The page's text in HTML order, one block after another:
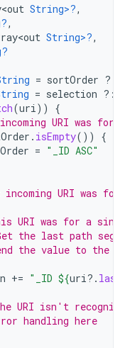
String>?,
,
String>?,
= sortOrder ?:
= selection ?:
(uri))
{
URI was for
. isEmpty())
{
= "_ID ASC"
URI was for
URI was for a
the last path
the value to the
+= "_ID ${uri?.
URI isn't
handling here